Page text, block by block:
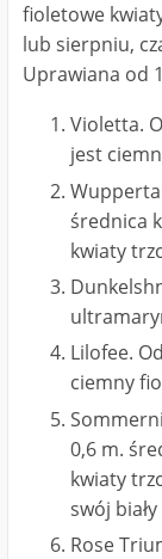
fioletowe
lub sierpniu,
Uprawiana od
Violetta.
jest
średnica
kwiaty
Lilofee.
ciemny
0,6 m.
kwiaty
swój
Rose